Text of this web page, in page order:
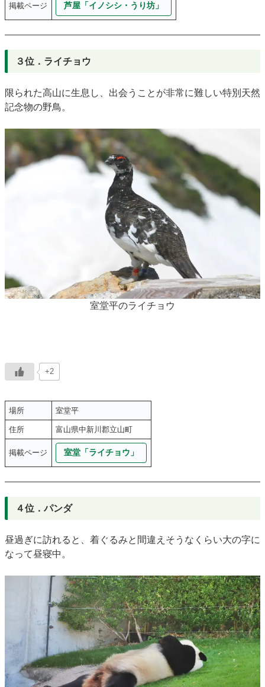
掲載ページ 芦屋「イノシシ・うり坊」
３位．ライチョウ
限られた高山に生息し、出会うことが非常に難しい特別天然
記念物の野鳥。
室堂平のライチョウ
+2
場所 室堂平
住所 富山県中新川郡立山町
掲載ページ 室堂「ライチョウ」
４位．パンダ
昼過ぎに訪れると、着ぐるみと間違えそうなくらい大の字に
なって昼寝中。